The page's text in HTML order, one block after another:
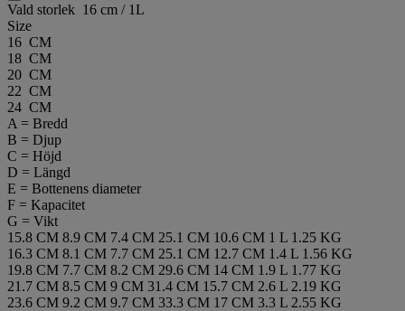
Vald storlek 16 cm / 1L
Size
16 CM
18 CM
20 CM
22 CM
24 CM
A = Bredd
B = Djup
C = Höjd
D = Längd
E = Bottenens diameter
F = Kapacitet
G = Vikt
15.8 CM 8.9 CM 7.4 CM 25.1 CM 10.6 CM 1 L 1.25 KG
16.3 CM 8.1 CM 7.7 CM 25.1 CM 12.7 CM 1.4 L 1.56 KG
19.8 CM 7.7 CM 8.2 CM 29.6 CM 14 CM 1.9 L 1.77 KG
21.7 CM 8.5 CM 9 CM 31.4 CM 15.7 CM 2.6 L 2.19 KG
23.6 CM 9.2 CM 9.7 CM 33.3 CM 17 CM 3.3 L 2.55 KG